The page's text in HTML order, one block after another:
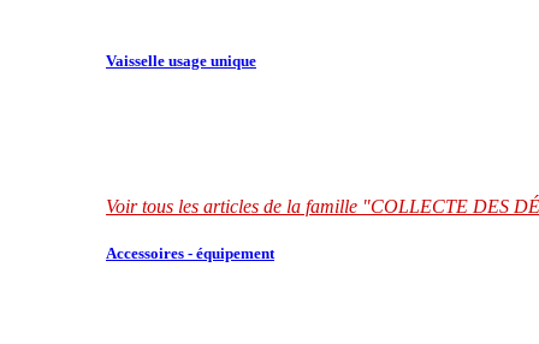
Vaisselle usage unique
Voir tous les articles de la famille "COLLECTE DES
Accessoires - équipement